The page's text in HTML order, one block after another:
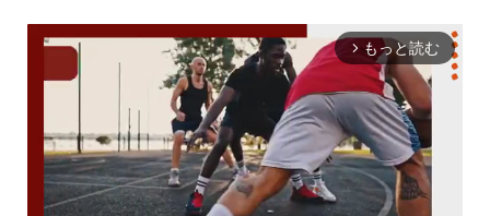
arrow_forward_ios もっと読む